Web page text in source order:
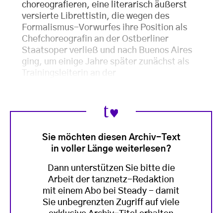
choreografieren, eine literarisch äußerst
versierte Librettistin, die wegen des
Formalismus-Vorwurfes ihre Position als
Chefchoreografin an der Ostberliner
Staatsoper verließ und nach Buenos Aires
ging, um einige Jahre später zunächst als
Trainingsleiterin an der
Sie möchten diesen Archiv-Text
in voller Länge weiterlesen?
Dann unterstützen Sie bitte die
Arbeit der tanznetz-Redaktion
mit einem Abo bei Steady - damit
Sie unbegrenzten Zugriff auf viele